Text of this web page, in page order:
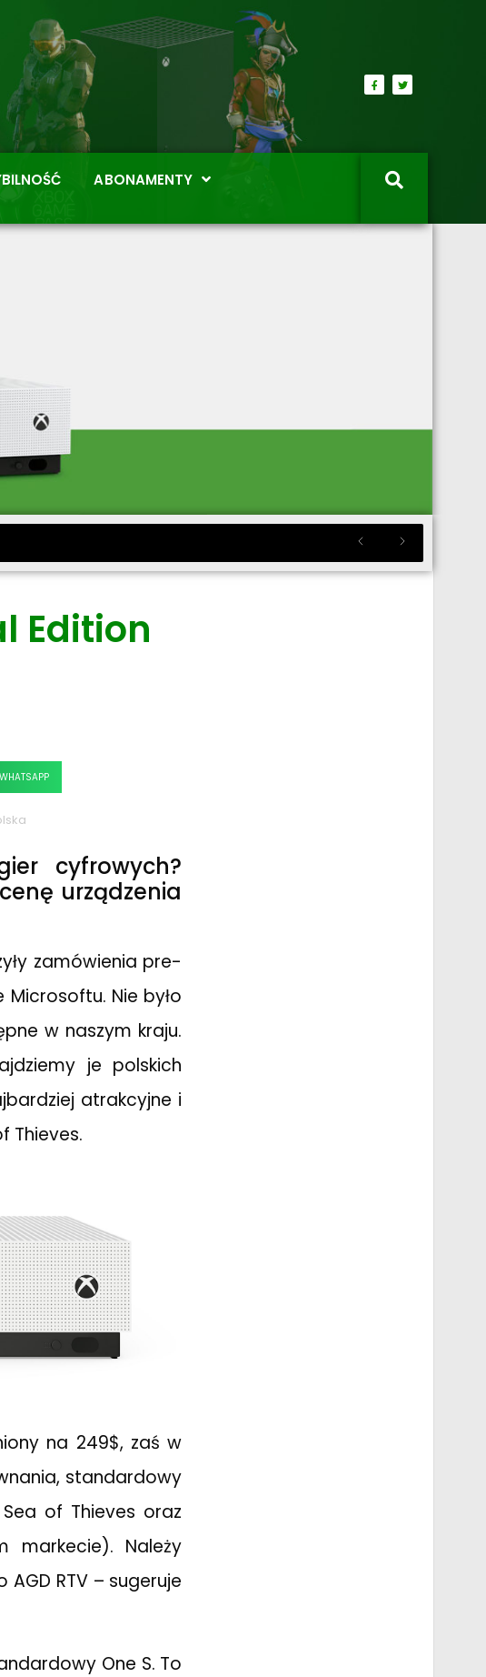
ABONAMENTY
Edition
WHATSAPP
cyfrowych?
urządzenia
zamówienia pre-
Nie było
w naszym kraju.
je polskich
atrakcyjne i
​​Thieves.
na 249$, zaś w
standardowy
of Thieves oraz
markecie). Należy
RTV – sugeruje
One S. To